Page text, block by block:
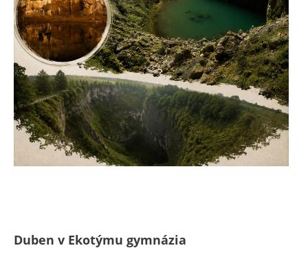
Duben v Ekotýmu gymnázia